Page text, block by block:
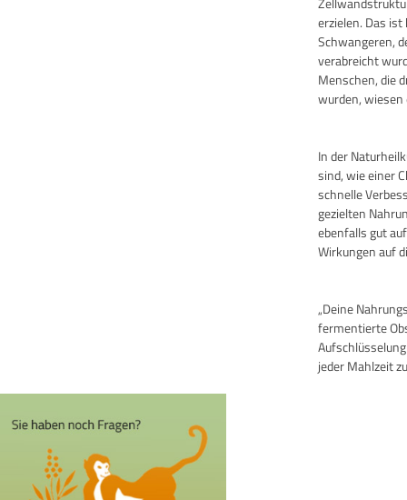
erzielen. Das
Schwangeren,
verabreicht
Menschen, die
wurden, wiesen
In der
sind, wie einer
schnelle
gezielten
ebenfalls gut
Wirkungen auf
„Deine
fermentierte
jeder Mahlzeit